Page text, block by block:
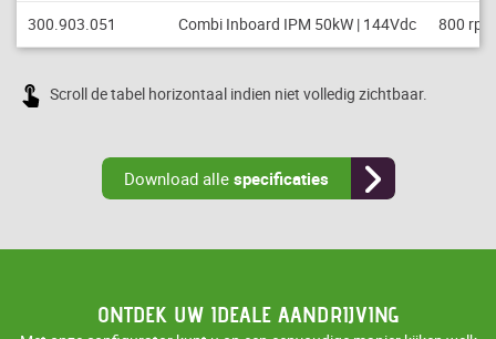
300.903.051 Combi Inboard IPM 50kW | 144Vdc 800 rpm
Scroll de tabel horizontaal indien niet volledig zichtbaar.
Download alle specificaties
ONTDEK UW IDEALE AANDRIJVING